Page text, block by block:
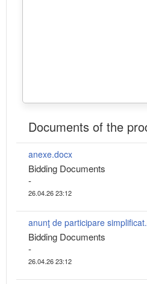
Documents of the
anexe.docx
Bidding Documents
-
26.04.26 23:12
anunţ de participare
Bidding Documents
-
26.04.26 23:12